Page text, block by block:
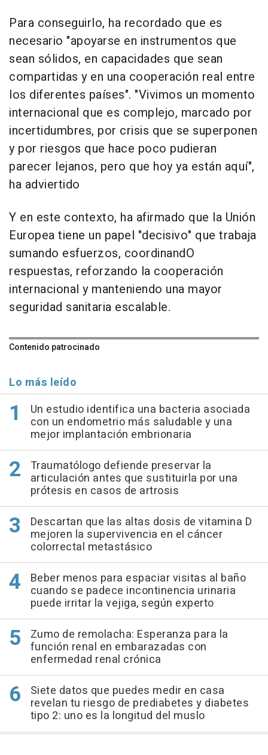
Para conseguirlo, ha recordado que es
necesario "apoyarse en instrumentos que
sean sólidos, en capacidades que sean
compartidas y en una cooperación real entre
los diferentes países". "Vivimos un momento
internacional que es complejo, marcado por
incertidumbres, por crisis que se superponen
y por riesgos que hace poco pudieran
parecer lejanos, pero que hoy ya están aquí",
ha adviertido
Y en este contexto, ha afirmado que la Unión
Europea tiene un papel "decisivo" que trabaja
sumando esfuerzos, coordinandO
respuestas, reforzando la cooperación
internacional y manteniendo una mayor
seguridad sanitaria escalable.
Contenido patrocinado
Lo más leído
Un estudio identifica una bacteria asociada
con un endometrio más saludable y una
mejor implantación embrionaria
Traumatólogo defiende preservar la
articulación antes que sustituirla por una
prótesis en casos de artrosis
Descartan que las altas dosis de vitamina D
mejoren la supervivencia en el cáncer
colorrectal metastásico
Beber menos para espaciar visitas al baño
cuando se padece incontinencia urinaria
puede irritar la vejiga, según experto
Zumo de remolacha: Esperanza para la
función renal en embarazadas con
enfermedad renal crónica
Siete datos que puedes medir en casa
revelan tu riesgo de prediabetes y diabetes
tipo 2: uno es la longitud del muslo